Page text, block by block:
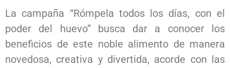
La campaña “Rómpela todos los días, con el
poder del huevo” busca dar a conocer los
beneficios de este noble alimento de manera
novedosa, creativa y divertida, acorde con las